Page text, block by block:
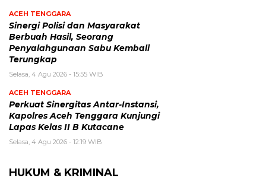
ACEH TENGGARA
Sinergi Polisi dan Masyarakat
Berbuah Hasil, Seorang
Penyalahgunaan Sabu Kembali
Terungkap
Selasa, 4 Agu 2026 - 15:55 WIB
ACEH TENGGARA
Perkuat Sinergitas Antar-Instansi,
Kapolres Aceh Tenggara Kunjungi
Lapas Kelas II B Kutacane
Selasa, 4 Agu 2026 - 12:19 WIB
HUKUM & KRIMINAL